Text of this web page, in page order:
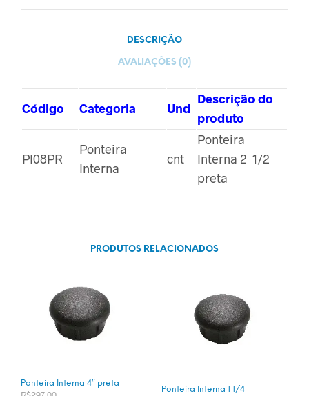
DESCRIÇÃO
AVALIAÇÕES (0)
Código Categoria Und
Descrição do
produto
PI08PR
Ponteira
Interna
cnt
Ponteira
Interna 2 1/2
preta
PRODUTOS RELACIONADOS
Ponteira Interna 4″ preta
Ponteira Interna 1 1/4